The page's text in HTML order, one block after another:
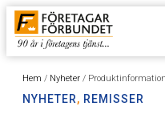
Hem / Nyheter / Produktinformation
NYHETER, REMISSER